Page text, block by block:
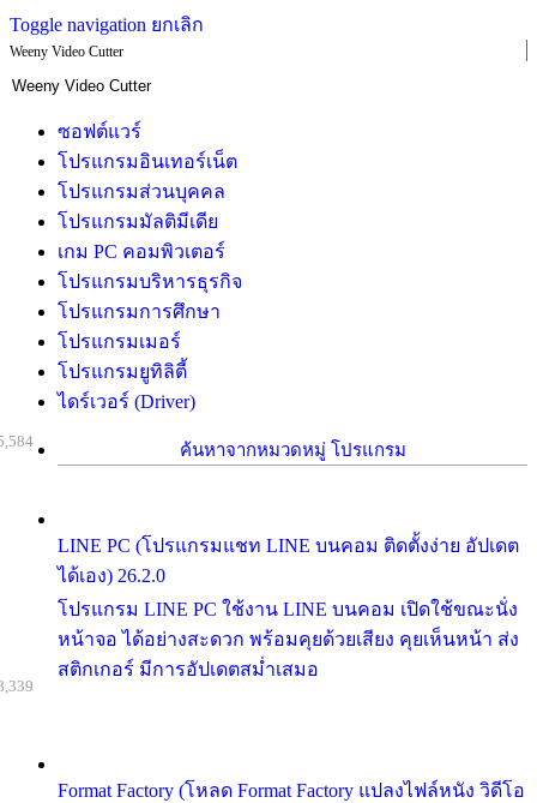
Toggle navigation ยกเลิก
Weeny Video Cutter
ซอฟต์แวร์
โปรแกรมอินเทอร์เน็ต
โปรแกรมส่วนบุคคล
โปรแกรมมัลติมีเดีย
เกม PC คอมพิวเตอร์
โปรแกรมบริหารธุรกิจ
โปรแกรมการศึกษา
โปรแกรมเมอร์
โปรแกรมยูทิลิตี้
ไดร์เวอร์ (Driver)
ค้นหาจากหมวดหมู่ โปรแกรม
LINE PC (โปรแกรมแชท LINE บนคอม ติดตั้งง่าย อัปเดต
ได้เอง) 26.2.0
โปรแกรม LINE PC ใช้งาน LINE บนคอม เปิดใช้ขณะนั่ง
หน้าจอ ได้อย่างสะดวก พร้อมคุยด้วยเสียง คุยเห็นหน้า ส่ง
สติกเกอร์ มีการอัปเดตสม่ำเสมอ
Format Factory (โหลด Format Factory แปลงไฟล์หนัง วิดีโอ